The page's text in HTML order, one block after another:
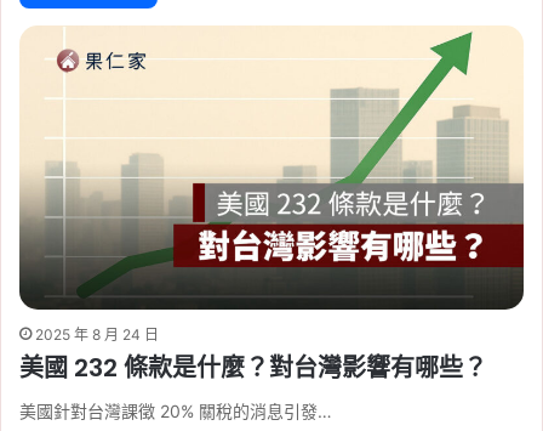
2025 年 8 月 24 日
美國 232 條款是什麼？對台灣影響有哪些？
美國針對台灣課徵 20% 關稅的消息引發…